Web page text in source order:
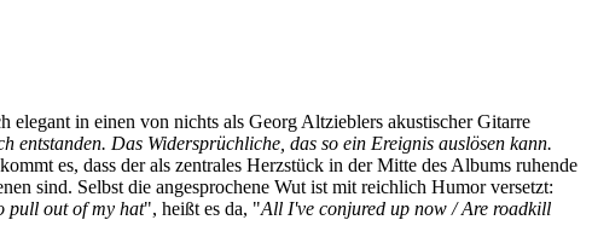
in einen von nichts als Georg Altzieblers akustischer Gitarre
entstanden. Das Widersprüchliche, das so ein Ereignis auslösen kann.
es, dass der als zentrales Herzstück in der Mitte des Albums ruhende
sind. Selbst die angesprochene Wut ist mit reichlich Humor versetzt:
pull out of my hat", heißt es da, "All I've conjured up now / Are roadkill